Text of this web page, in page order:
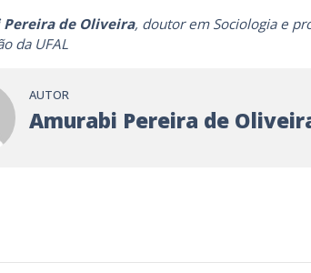
de Oliveira, doutor em Sociologia e
da UFAL
AUTOR
Amurabi Pereira de